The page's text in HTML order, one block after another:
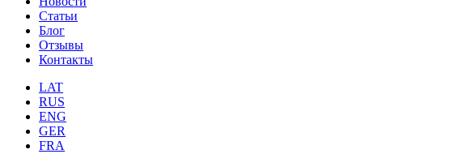
Статьи
Блог
Отзывы
Контакты
LAT
RUS
ENG
GER
FRA